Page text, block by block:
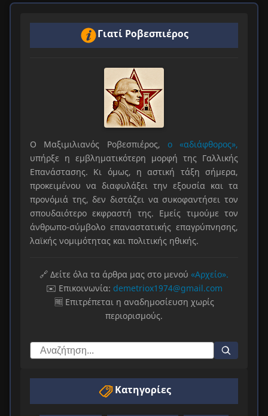
Γιατί Ροβεσπιέρος
Ο Μαξιμιλιανός Ροβεσπιέρος, ο «αδιάφθορος»,
υπήρξε η εμβληματικότερη μορφή της Γαλλικής
Επανάστασης. Κι όμως, η αστική τάξη σήμερα,
προκειμένου να διαφυλάξει την εξουσία και τα
προνόμιά της, δεν διστάζει να συκοφαντήσει τον
σπουδαιότερο εκφραστή της. Εμείς τιμούμε τον
άνθρωπο-σύμβολο επαναστατικής επαγρύπνησης,
λαϊκής νομιμότητας και πολιτικής ηθικής.
🔗 Δείτε όλα τα άρθρα μας στο μενού «Αρχείο».
✉️ Επικοινωνία: demetriox1974@gmail.com
🆓 Επιτρέπεται η αναδημοσίευση χωρίς
περιορισμούς.
Κατηγορίες